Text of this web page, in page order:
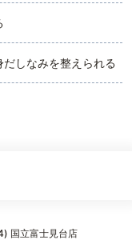
しなみを整えられる
国立富士見台店